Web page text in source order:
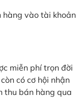
hàng vào tài khoản
miễn phí trọn đời
có cơ hội nhận
thu bán hàng qua